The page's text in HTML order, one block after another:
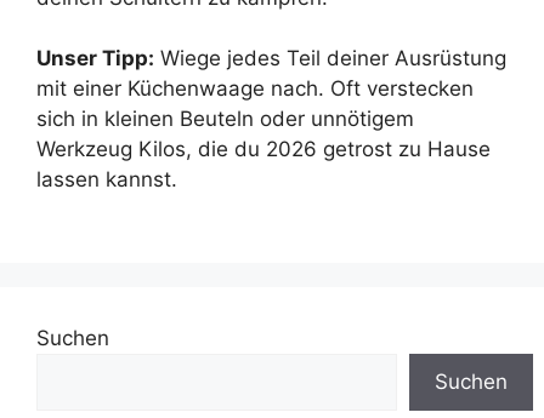
Unser Tipp: Wiege jedes Teil deiner Ausrüstung
mit einer Küchenwaage nach. Oft verstecken
sich in kleinen Beuteln oder unnötigem
Werkzeug Kilos, die du 2026 getrost zu Hause
lassen kannst.
Suchen
Suchen